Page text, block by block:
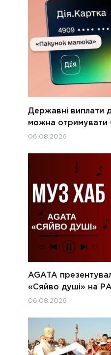
Державні виплати
можна отримувати
06.08.2026
AGATA
«Сяйво душі» на
06.08.2026